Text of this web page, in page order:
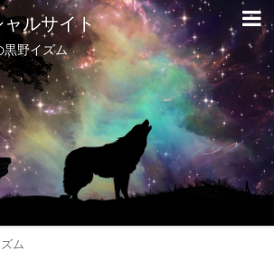
ルサイト
黒野イズム
ム